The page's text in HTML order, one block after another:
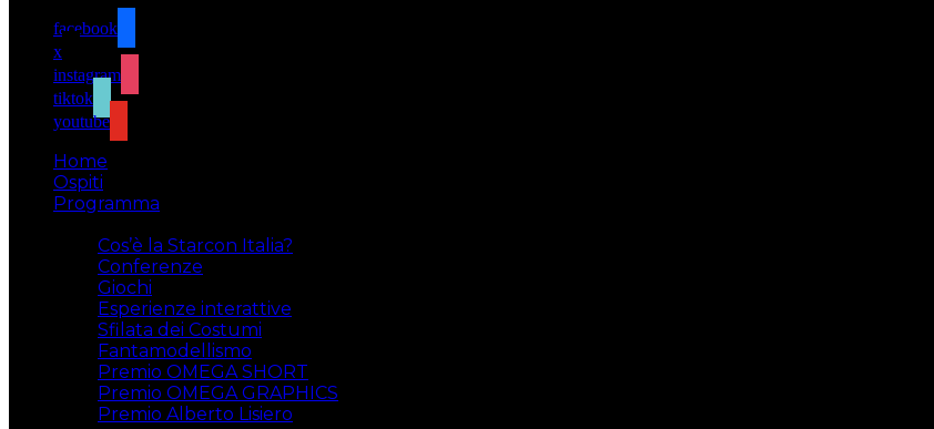
facebook
x
instagram
tiktok
youtube
Home
Ospiti
Programma
Cos’è la Starcon Italia?
Conferenze
Giochi
Esperienze interattive
Sfilata dei Costumi
Fantamodellismo
Premio OMEGA SHORT
Premio OMEGA GRAPHICS
Premio Alberto Lisiero